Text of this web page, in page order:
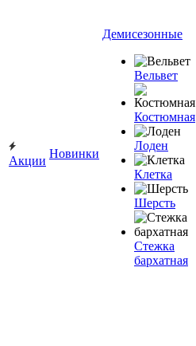
Акции
Новинки
Демисезонные
Вельвет
Костюмная
Лоден
Клетка
Шерсть
Стежка
бархатная